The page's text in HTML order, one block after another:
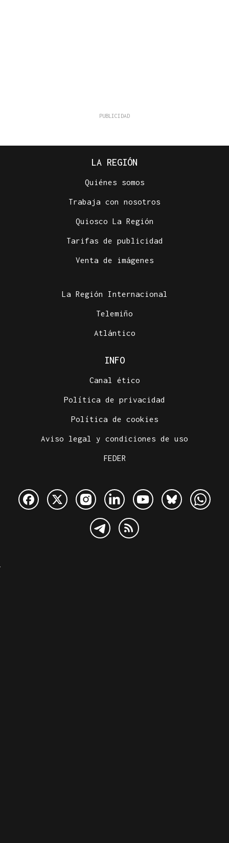
LA REGIÓN
Quiénes somos
Trabaja con nosotros
Quiosco La Región
Tarifas de publicidad
Venta de imágenes
La Región Internacional
Telemiño
Atlántico
INFO
Canal ético
Política de privacidad
Política de cookies
Aviso legal y condiciones de uso
FEDER